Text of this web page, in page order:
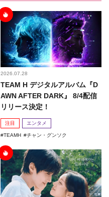
2026.07.28
TEAM H デジタルアルバム『D
AWN AFTER DARK』 8/4配信
リリース決定！
注目 エンタメ
TEAMH チャン・グンソク